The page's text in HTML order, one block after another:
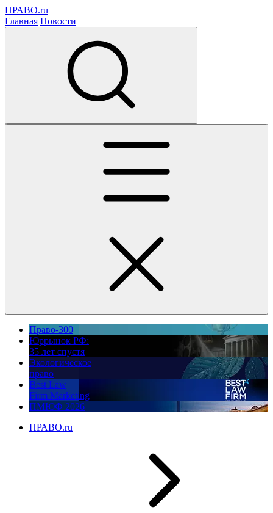
ПРАВО.ru
Главная Новости
Право-300
Юррынок РФ:
35 лет спустя
Экологическое
право
Best Law
Firm Marketing
ПМЮФ 2026
ПРАВО.ru